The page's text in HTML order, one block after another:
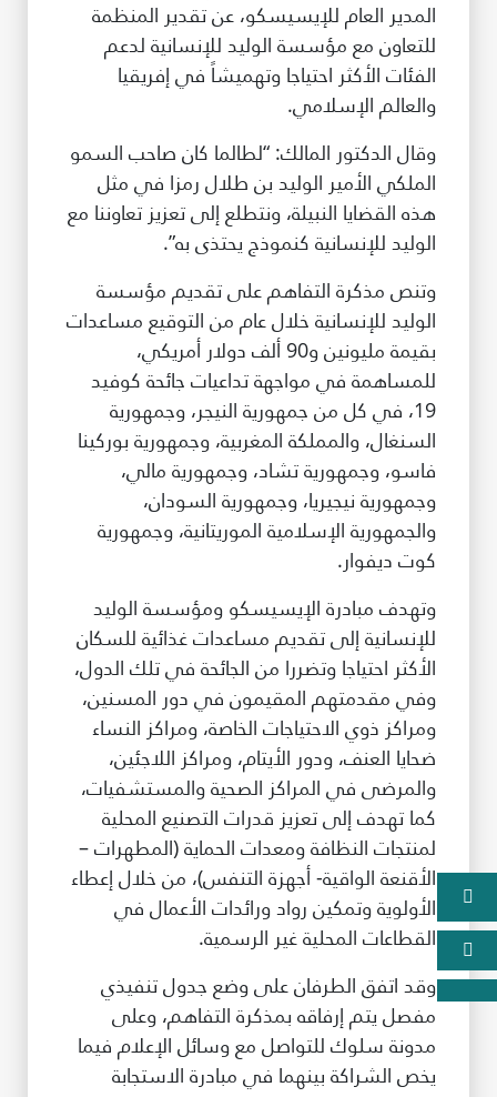
المدير العام للإيسيسكو، عن تقدير المنظمة
للتعاون مع مؤسسة الوليد للإنسانية لدعم
الفئات الأكثر احتياجا وتهميشاً في إفريقيا
والعالم الإسلامي.
وقال الدكتور المالك: “لطالما كان صاحب السمو
الملكي الأمير الوليد بن طلال رمزا في مثل
هذه القضايا النبيلة، ونتطلع إلى تعزيز تعاوننا مع
الوليد للإنسانية كنموذج يحتذى به”.
وتنص مذكرة التفاهم على تقديم مؤسسة
الوليد للإنسانية خلال عام من التوقيع مساعدات
بقيمة مليونين و90 ألف دولار أمريكي،
للمساهمة في مواجهة تداعيات جائحة كوفيد
19، في كل من جمهورية النيجر، وجمهورية
السنغال، والمملكة المغربية، وجمهورية بوركينا
فاسو، وجمهورية تشاد، وجمهورية مالي،
وجمهورية نيجيريا، وجمهورية السودان،
والجمهورية الإسلامية الموريتانية، وجمهورية
كوت ديفوار.
وتهدف مبادرة الإيسيسكو ومؤسسة الوليد
للإنسانية إلى تقديم مساعدات غذائية للسكان
الأكثر احتياجا وتضررا من الجائحة في تلك الدول،
وفي مقدمتهم المقيمون في دور المسنين،
ومراكز ذوي الاحتياجات الخاصة، ومراكز النساء
ضحايا العنف، ودور الأيتام، ومراكز اللاجئين،
والمرضى في المراكز الصحية والمستشفيات،
كما تهدف إلى تعزيز قدرات التصنيع المحلية
لمنتجات النظافة ومعدات الحماية (المطهرات –
الأقنعة الواقية- أجهزة التنفس)، من خلال إعطاء
الأولوية وتمكين رواد ورائدات الأعمال في
القطاعات المحلية غير الرسمية.
وقد اتفق الطرفان على وضع جدول تنفيذي
مفصل يتم إرفاقه بمذكرة التفاهم، وعلى
مدونة سلوك للتواصل مع وسائل الإعلام فيما
يخص الشراكة بينهما في مبادرة الاستجابة